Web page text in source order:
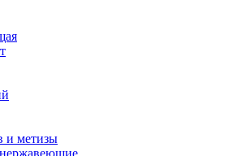
и метизы
нержавеющие